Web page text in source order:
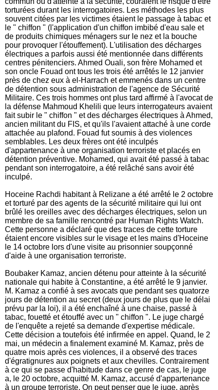
torturées durant les interrogatoires. Les méthodes les plus
souvent citées par les victimes étaient le passage à tabac et
le " chiffon " (l'application d'un chiffon imbibé d'eau sale et
de produits chimiques ménagers sur le nez et la bouche
pour provoquer l'étouffement). L'utilisation des décharges
électriques a parfois aussi été mentionnée dans différents
centres pénitenciers. Ahmed Ouali, son frère Mohamed et
son oncle Fouad ont tous les trois été arrêtés le 12 janvier
près de chez eux à el-Harrach et emmenés dans un centre
de détention sous administration de l'agence de Sécurité
Militaire. Ces trois hommes ont plus tard affirmé à l'avocat de
la défense Mahmoud Khelili que leurs interrogateurs avaient
fait subir le " chiffon " et des décharges électriques à Ahmed,
ancien militant du FIS, et qu'ils l'avaient attaché à une corde
attachée au plafond. Fouad fut soumis à des violences
semblables. Les deux frères ont été inculpés
d'appartenance à une organisation terroriste et placés en
détention préventive. Mohamed, qui avait été passé à tabac
pendant son interrogatoire, a été relâché sans avoir été
inculpé.
Hoceine Rachdi habitant à Relizane a été arrêté le 2 octobre
et torturé par des agents de la sécurité militaire qui lui ont
brûlé les oreilles avec des décharges électriques, selon un
membre de sa famille rencontré par Human Rights Watch.
Cette personne a déclaré que des traces de cette torture
étaient encore visibles sur le visage et les mains d'Hoceine
le 14 octobre lors d'une visite au prisonnier soupçonné
d'aide à une organisation terroriste.
Boubaker Kamaz, ancien détenu pour atteinte à la sécurité
nationale qui habite à Constantine, a été arrêté le 9 janvier.
M. Kamaz a confié à ses avocats que pendant ses quatorze
jours de détention au secret (deux jours de plus que le délai
prévu par la loi), il a été enchaîné à une chaise, passé à
tabac, fouetté et étouffé avec un " chiffon ". Le juge chargé
de l'enquête a rejeté sa demande d'expertise médicale.
Cette décision a toutefois été infirmée en appel. Quand, le 2
mai, un médecin a finalement examiné M. Kamaz, près de
quatre mois après ces violences, il a observé des traces
d'égratignures aux poignets et aux chevilles. Contrairement
à ce qui se passe d'habitude dans ce genre de cas, le juge
a, le 20 octobre, acquitté M. Kamaz, accusé d'appartenance
à un groupe terroriste. On peut penser que le juge, après